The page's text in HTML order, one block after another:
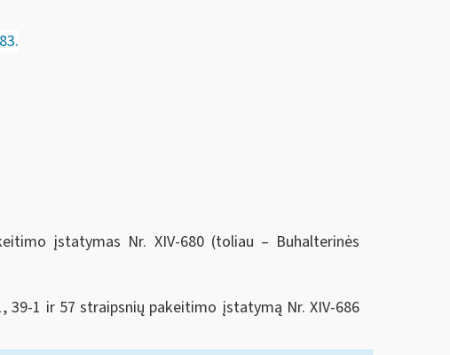
įstatymas Nr. XIV-680 (toliau – Buhalterinės
39-1 ir 57 straipsnių pakeitimo įstatymą Nr. XIV-686